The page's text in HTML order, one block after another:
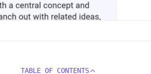
TABLE OF CONTENTS